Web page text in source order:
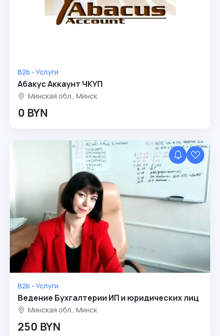
B2b - Услуги
Абакус Аккаунт ЧКУП
Минская обл., Минск
0 BYN
B2b - Услуги
Ведение Бухгалтерии ИП и юридических лиц
Минская обл., Минск
250 BYN